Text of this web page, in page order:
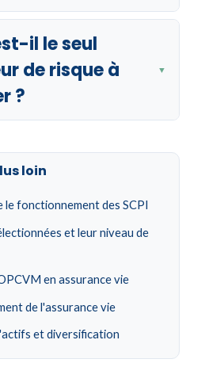
il le seul
de risque à
?
▼
loin
le fonctionnement des SCPI
et leur niveau de
en assurance vie
de l'assurance vie
et diversification